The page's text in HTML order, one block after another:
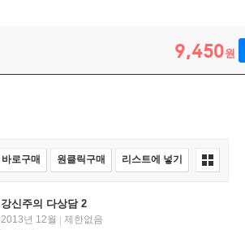
9,450원
바로구매 원클릭구매 리스트에 넣기
강신주의 다상담 2
2013년 12월
제한없음